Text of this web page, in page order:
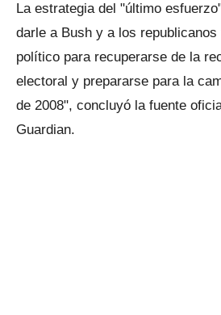
La estrategia del "último
darle a Bush y a los
político para recuperarse de la
electoral y prepararse para la
de 2008", concluyó la fuente
Guardian.